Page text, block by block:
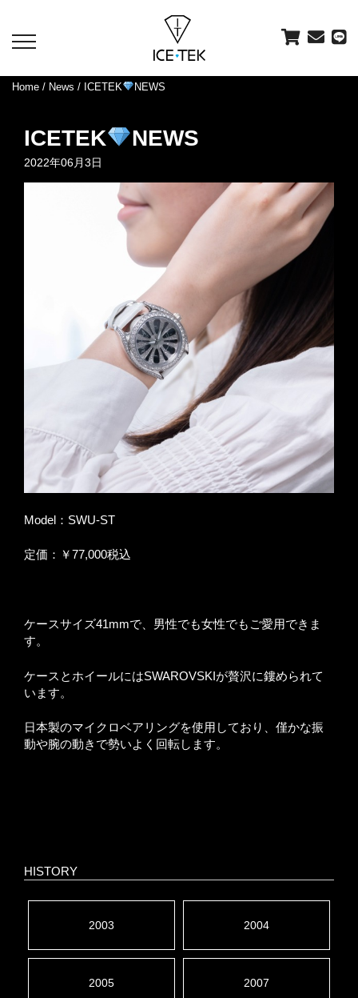
toggle
Home / News / ICETEK NEWS
ICETEK NEWS
2022年06月3日
Model：SWU-ST
定価：￥77,000税込
ケースサイズ41mmで、男性でも女性でもご愛用できま
す。
ケースとホイールにはSWAROVSKIが贅沢に鏤められて
います。
日本製のマイクロベアリングを使用しており、僅かな振
動や腕の動きで勢いよく回転します。
HISTORY
2003 2004
2005 2007